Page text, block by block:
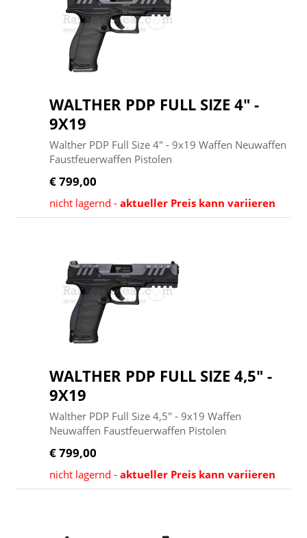
WALTHER PDP FULL SIZE 4" -
9X19
Walther PDP Full Size 4" - 9x19 Waffen Neuwaffen
Faustfeuerwaffen Pistolen
€ 799,00
nicht lagernd -aktueller Preis kann variieren
WALTHER PDP FULL SIZE 4,5" -
9X19
Walther PDP Full Size 4,5" - 9x19 Waffen
Neuwaffen Faustfeuerwaffen Pistolen
€ 799,00
nicht lagernd -aktueller Preis kann variieren